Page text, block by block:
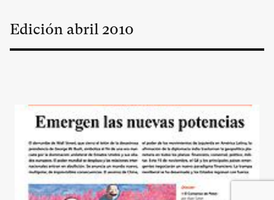
Edición abril 2010